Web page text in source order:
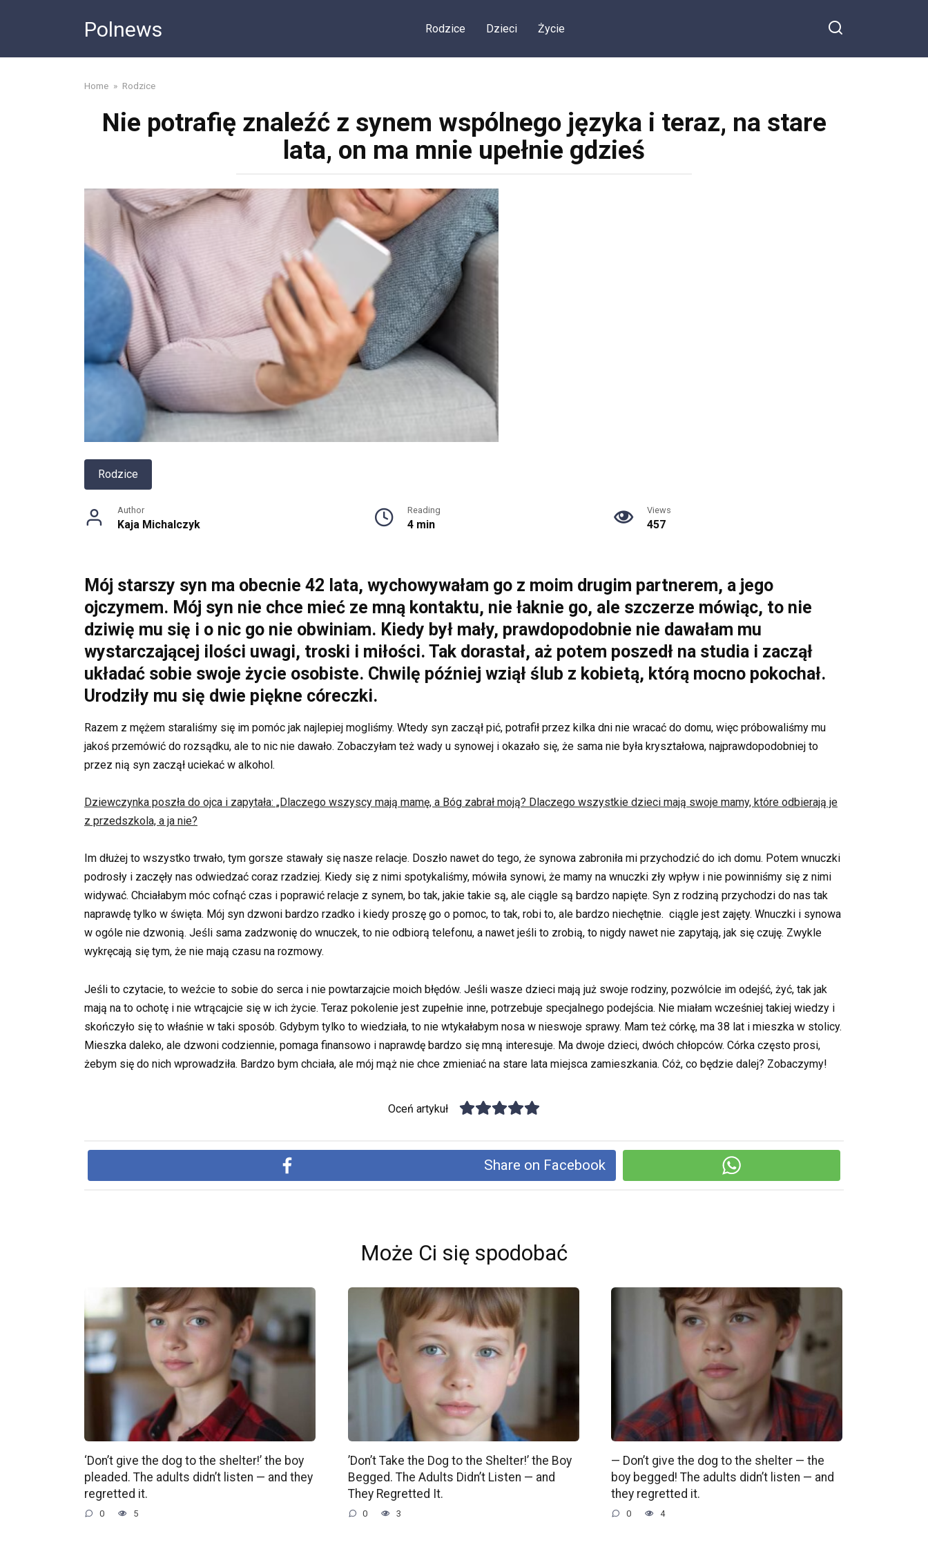
Polnews Rodzice Dzieci Życie
Home » Rodzice
Nie potrafię znaleźć z synem wspólnego języka i teraz, na stare
lata, on ma mnie upełnie gdzieś
Rodzice
Author
Kaja Michalczyk
Reading
4 min
Views
457
Mój starszy syn ma obecnie 42 lata, wychowywałam go z moim drugim partnerem, a jego
ojczymem. Mój syn nie chce mieć ze mną kontaktu, nie łaknie go, ale szczerze mówiąc, to nie
dziwię mu się i o nic go nie obwiniam. Kiedy był mały, prawdopodobnie nie dawałam mu
wystarczającej ilości uwagi, troski i miłości. Tak dorastał, aż potem poszedł na studia i zaczął
układać sobie swoje życie osobiste. Chwilę później wziął ślub z kobietą, którą mocno pokochał.
Urodziły mu się dwie piękne córeczki.
Razem z mężem staraliśmy się im pomóc jak najlepiej mogliśmy. Wtedy syn zaczął pić, potrafił przez kilka dni nie wracać do domu, więc próbowaliśmy mu
jakoś przemówić do rozsądku, ale to nic nie dawało. Zobaczyłam też wady u synowej i okazało się, że sama nie była kryształowa, najprawdopodobniej to
przez nią syn zaczął uciekać w alkohol.
Dziewczynka poszła do ojca i zapytała: „Dlaczego wszyscy mają mamę, a Bóg zabrał moją? Dlaczego wszystkie dzieci mają swoje mamy, które odbierają je
z przedszkola, a ja nie?
Im dłużej to wszystko trwało, tym gorsze stawały się nasze relacje. Doszło nawet do tego, że synowa zabroniła mi przychodzić do ich domu. Potem wnuczki
podrosły i zaczęły nas odwiedzać coraz rzadziej. Kiedy się z nimi spotykaliśmy, mówiła synowi, że mamy na wnuczki zły wpływ i nie powinniśmy się z nimi
widywać. Chciałabym móc cofnąć czas i poprawić relacje z synem, bo tak, jakie takie są, ale ciągle są bardzo napięte. Syn z rodziną przychodzi do nas tak
naprawdę tylko w święta. Mój syn dzwoni bardzo rzadko i kiedy proszę go o pomoc, to tak, robi to, ale bardzo niechętnie. ciągle jest zajęty. Wnuczki i synowa
w ogóle nie dzwonią. Jeśli sama zadzwonię do wnuczek, to nie odbiorą telefonu, a nawet jeśli to zrobią, to nigdy nawet nie zapytają, jak się czuję. Zwykle
wykręcają się tym, że nie mają czasu na rozmowy.
Jeśli to czytacie, to weźcie to sobie do serca i nie powtarzajcie moich błędów. Jeśli wasze dzieci mają już swoje rodziny, pozwólcie im odejść, żyć, tak jak
mają na to ochotę i nie wtrącajcie się w ich życie. Teraz pokolenie jest zupełnie inne, potrzebuje specjalnego podejścia. Nie miałam wcześniej takiej wiedzy i
skończyło się to właśnie w taki sposób. Gdybym tylko to wiedziała, to nie wtykałabym nosa w nieswoje sprawy. Mam też córkę, ma 38 lat i mieszka w stolicy.
Mieszka daleko, ale dzwoni codziennie, pomaga finansowo i naprawdę bardzo się mną interesuje. Ma dwoje dzieci, dwóch chłopców. Córka często prosi,
żebym się do nich wprowadziła. Bardzo bym chciała, ale mój mąż nie chce zmieniać na stare lata miejsca zamieszkania. Cóż, co będzie dalej? Zobaczymy!
Oceń artykuł
Share on Facebook
Może Ci się spodobać
‘Don’t give the dog to the shelter!’ the boy
pleaded. The adults didn’t listen — and they
regretted it.
0 5
’Don’t Take the Dog to the Shelter!’ the Boy
Begged. The Adults Didn’t Listen — and
They Regretted It.
0 3
— Don’t give the dog to the shelter — the
boy begged! The adults didn’t listen — and
they regretted it.
0 4